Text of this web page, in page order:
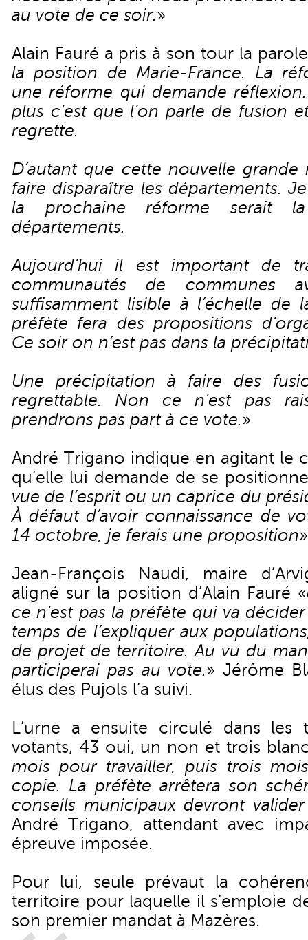
au vote de ce soir.»
Alain Fauré a pris à son tour la
la position de Marie-France. La
une réforme qui demande
plus c’est que l’on parle de fusion
regrette.
D’autant que cette nouvelle
faire disparaître les départements.
la prochaine réforme serait la
départements.
Aujourd’hui il est important de
communautés de communes
suffisamment lisible à l’échelle de
préfète fera des propositions
Ce soir on n’est pas dans la
Une précipitation à faire des
regrettable. Non ce n’est pas
prendrons pas part à ce vote.»
André Trigano indique en agitant le
qu’elle lui demande de se
vue de l’esprit ou un caprice du
À défaut d’avoir connaissance de
14 octobre, je ferais une proposition
Jean-François Naudi, maire
aligné sur la position d’Alain Fauré «
ce n’est pas la préfète qui va
temps de l’expliquer aux
de projet de territoire. Au vu du
participerai pas au vote.» Jérôme
élus des Pujols l’a suivi.
L’urne a ensuite circulé dans les
votants, 43 oui, un non et trois
mois pour travailler, puis trois
copie. La préfète arrêtera son
conseils municipaux devront
André Trigano, attendant avec
épreuve imposée.
Pour lui, seule prévaut la
territoire pour laquelle il s’emploie
son premier mandat à Mazères.